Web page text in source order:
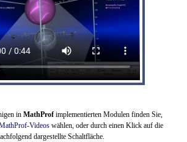
in MathProfimplementierten Modulen finden Sie,
Videos wählen, oder durch einen Klick auf die
dargestellte Schaltfläche.